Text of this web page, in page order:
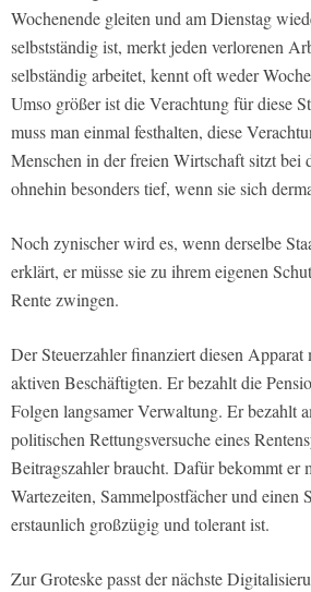
Wochenende gleiten und am Dienstag
selbstständig ist, merkt jeden verlorenen
selbständig arbeitet, kennt oft weder
Umso größer ist die Verachtung für diese
muss man einmal festhalten, diese
Menschen in der freien Wirtschaft sitzt bei
ohnehin besonders tief, wenn sie sich
Noch zynischer wird es, wenn derselbe
erklärt, er müsse sie zu ihrem eigenen
Rente zwingen.
Der Steuerzahler finanziert diesen
aktiven Beschäftigten. Er bezahlt die
Folgen langsamer Verwaltung. Er bezahlt
politischen Rettungsversuche eines
Beitragszahler braucht. Dafür bekommt er
Wartezeiten, Sammelpostfächer und einen
erstaunlich großzügig und tolerant ist.
Zur Groteske passt der nächste